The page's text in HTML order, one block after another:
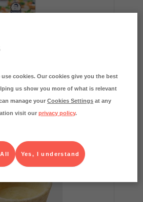
(Logga in)
cookies. Our cookies give you the best
us show you more of what is relevant
manage yourCookies Settings at any
visit ourprivacy policy.
Yes, I understand